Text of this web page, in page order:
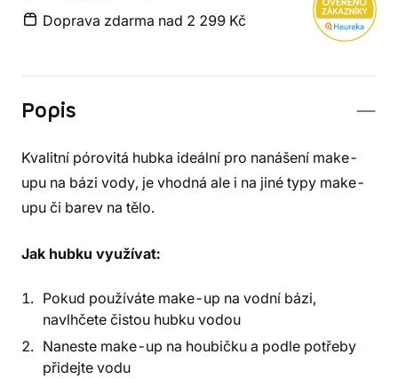
Doprava zdarma nad 2 299 Kč
Popis
Kvalitní pórovitá hubka ideální pro nanášení make-
upu na bázi vody, je vhodná ale i na jiné typy make-
upu či barev na tělo.
Jak hubku využívat:
Pokud používáte make-up na vodní bázi,
navlhčete čistou hubku vodou
Naneste make-up na houbičku a podle potřeby
přidejte vodu